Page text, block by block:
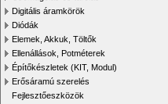
Digitális áramkörök
Diódák
Elemek, Akkuk, Töltők
Ellenállások, Potméterek
Építőkészletek (KIT, Modul)
Erősáramú szerelés
Fejlesztőeszközök